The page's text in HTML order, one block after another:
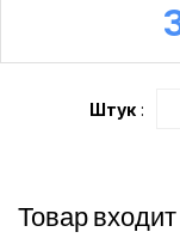
Штук:
Товар